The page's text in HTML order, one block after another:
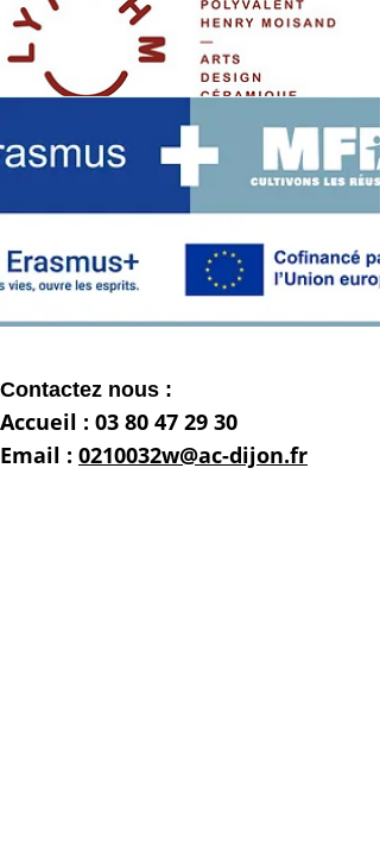
Contactez nous :
Accueil : 03 80 47 29 30
Email : 0210032w@ac-dijon.fr